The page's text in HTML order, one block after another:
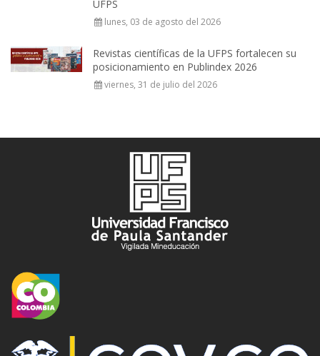
UFPS
lunes, 03 de agosto del 2026
Revistas científicas de la UFPS fortalecen su
posicionamiento en Publindex 2026
viernes, 31 de julio del 2026